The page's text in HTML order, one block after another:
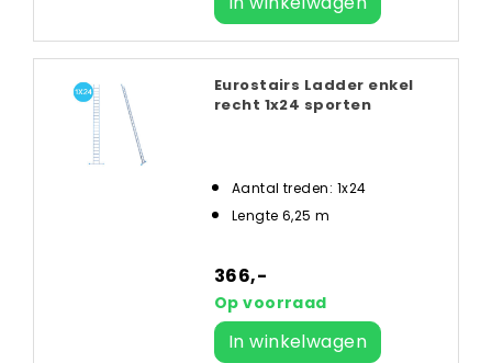
Eurostairs Ladder enkel
recht 1x24 sporten
Aantal treden: 1x24
Lengte 6,25 m
366,-
Op voorraad
In winkelwagen